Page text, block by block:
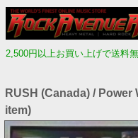
2,500円以上お買い上げで送料無
RUSH (Canada) /
item)